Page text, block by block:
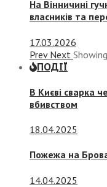
На Вінничині
власників та
17.03.2026
Prev Next Showing
ПОДІЇ
В Києві сварка
вбивством
18.04.2025
Пожежа на
14.04.2025